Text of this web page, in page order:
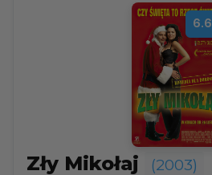
6.6
Zły Mikołaj (2003)